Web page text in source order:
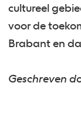
cultureel
voor de
Brabant en
Geschreven